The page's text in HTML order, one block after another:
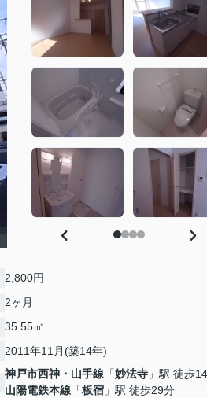
2,800円
2ヶ月
35.55㎡
2011年11月(築14年)
神戸市西神・山手線 「妙法寺 」駅 徒歩
山陽電鉄本線 「板宿 」駅 徒歩29分